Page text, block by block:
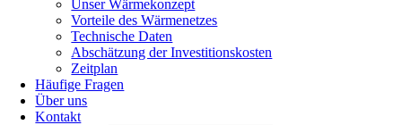
Unser Wärmekonzept
Vorteile des Wärmenetzes
Technische Daten
Abschätzung der Investitionskosten
Zeitplan
Häufige Fragen
Über uns
Kontakt